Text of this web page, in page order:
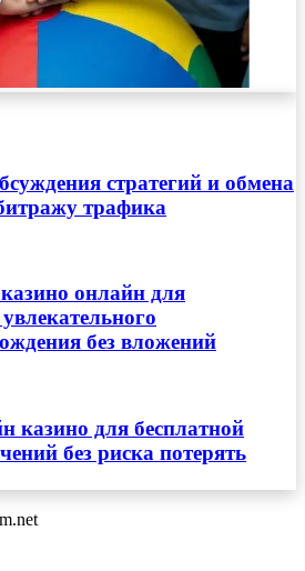
стратегий и обмена
трафика
онлайн для
без вложений
казино для бесплатной
без риска потерять